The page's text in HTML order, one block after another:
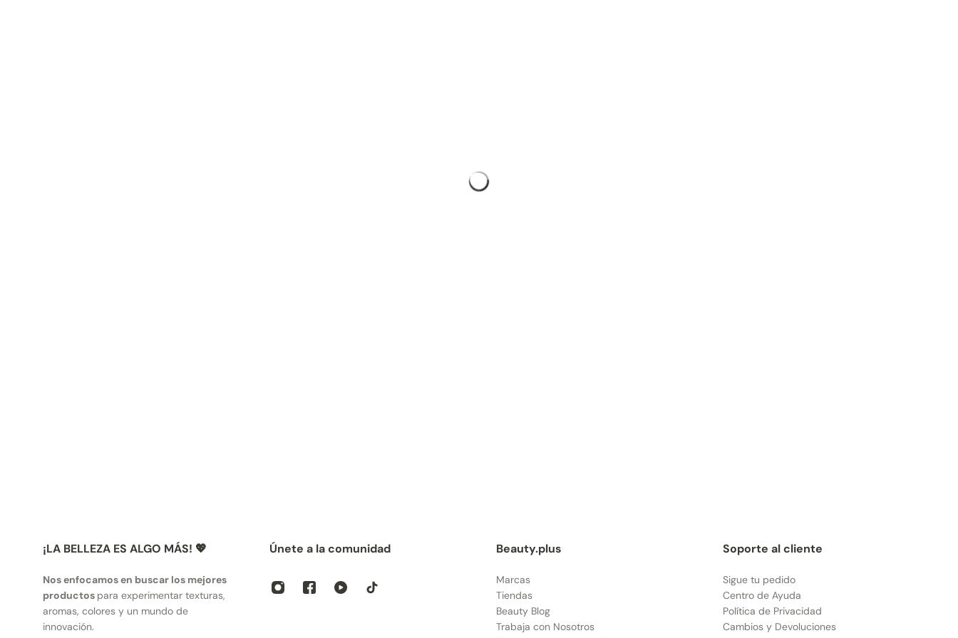
¡LA BELLEZA ES ALGO MÁS! 💖
Nos enfocamos en buscar los mejores
productos para experimentar texturas,
aromas, colores y un mundo de
innovación.
Únete a la comunidad Beauty.plus
Marcas
Tiendas
Beauty Blog
Trabaja con Nosotros
Soporte al cliente
Sigue tu pedido
Centro de Ayuda
Política de Privacidad
Cambios y Devoluciones